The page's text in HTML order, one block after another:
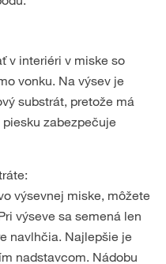
v interiéri v miske so
vonku. Na výsev je
substrát, pretože má
zabezpečuje
výsevnej miske, môžete
výseve sa semená len
navlhčia. Najlepšie je
nadstavcom. Nádobu